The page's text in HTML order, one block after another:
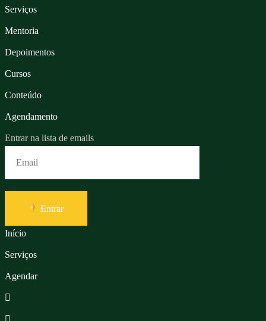
Serviços
Mentoria
Depoimentos
Cursos
Conteúdo
Agendamento
Entrar na lista de emails
Entrar
Início
Serviços
Agendar